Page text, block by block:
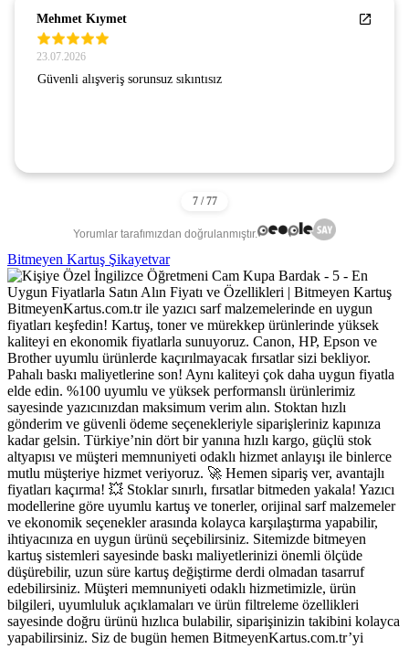
Mehmet Kıymet
23.07.2026
Güvenli alışveriş sorunsuz sıkıntısız
Yorumlar tarafımızdan doğrulanmıştır.
Bitmeyen Kartuş Şikayetvar
BitmeyenKartus.com.tr ile yazıcı sarf malzemelerinde en uygun
fiyatları keşfedin! Kartuş, toner ve mürekkep ürünlerinde yüksek
kaliteyi en ekonomik fiyatlarla sunuyoruz. Canon, HP, Epson ve
Brother uyumlu ürünlerde kaçırılmayacak fırsatlar sizi bekliyor.
Pahalı baskı maliyetlerine son! Aynı kaliteyi çok daha uygun fiyatla
elde edin. %100 uyumlu ve yüksek performanslı ürünlerimiz
sayesinde yazıcınızdan maksimum verim alın. Stoktan hızlı
gönderim ve güvenli ödeme seçenekleriyle siparişleriniz kapınıza
kadar gelsin. Türkiye’nin dört bir yanına hızlı kargo, güçlü stok
altyapısı ve müşteri memnuniyeti odaklı hizmet anlayışı ile binlerce
mutlu müşteriye hizmet veriyoruz. 🚀 Hemen sipariş ver, avantajlı
fiyatları kaçırma! 💥 Stoklar sınırlı, fırsatlar bitmeden yakala! Yazıcı
modellerine göre uyumlu kartuş ve tonerler, orijinal sarf malzemeler
ve ekonomik seçenekler arasında kolayca karşılaştırma yapabilir,
ihtiyacınıza en uygun ürünü seçebilirsiniz. Sitemizde bitmeyen
kartuş sistemleri sayesinde baskı maliyetlerinizi önemli ölçüde
düşürebilir, uzun süre kartuş değiştirme derdi olmadan tasarruf
edebilirsiniz. Müşteri memnuniyeti odaklı hizmetimizle, ürün
bilgileri, uyumluluk açıklamaları ve ürün filtreleme özellikleri
sayesinde doğru ürünü hızlıca bulabilir, siparişinizin takibini kolayca
yapabilirsiniz. Siz de bugün hemen BitmeyenKartus.com.tr’yi